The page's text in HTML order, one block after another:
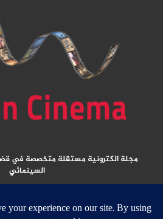
مجلة الكترونية مستقلة متخصصة في
السينمائي